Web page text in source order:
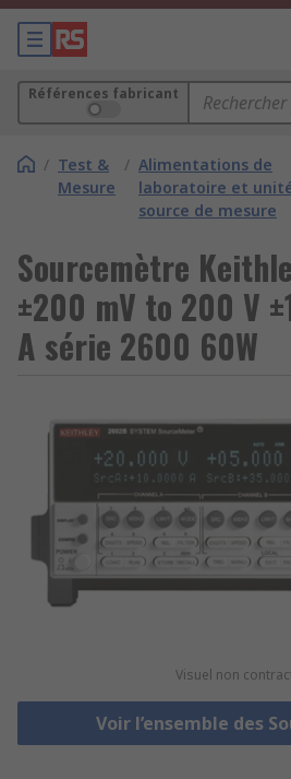
Références fabricant
/ Test &
Mesure
/ Alimentations de
laboratoire et
source de mesure
Sourcemètre
±200 mV to 200 V
A série 2600 60W
Visuel non
Voir l’ensemble des